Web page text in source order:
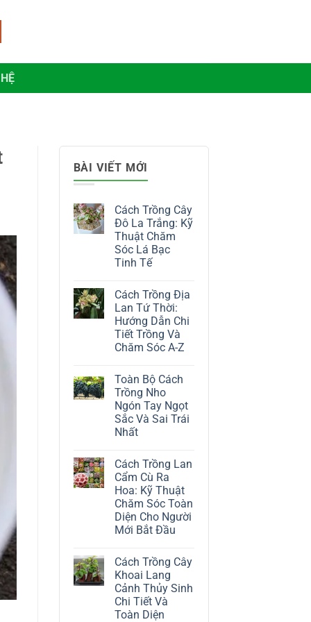
BÀI VIẾT MỚI
Cách Trồng Cây
Đô La Trắng: Kỹ
Thuật Chăm
Sóc Lá Bạc
Tinh Tế
bình
luận
ở
Cách
Trồng
Cây
Đô
Kỹ
Thuật
Chăm
Sóc
Lá
Bạc
Tinh
Cách Trồng Địa
Lan Tứ Thời:
Hướng Dẫn Chi
Tiết Trồng Và
Chăm Sóc A-Z
bình
luận
Cách
Trồng
Địa
Lan
Hướng
Dẫn
Chi
Tiết
Trồng
Và
Chăm
Sóc
A-
Toàn Bộ Cách
Trồng Nho
Ngón Tay Ngọt
Sắc Và Sai Trái
Nhất
bình
luận
ở
Toàn
Bộ
Cách
Trồng
Nho
Ngón
Sắc
Và
Sai
Trái
Nhất
Cách Trồng Lan
Cẩm Cù Ra
Hoa: Kỹ Thuật
Chăm Sóc Toàn
Diện Cho Người
Mới Bắt Đầu
bình
luận
ở
Cách
Trồng
Lan
Cẩm
Cách Trồng Cây
Khoai Lang
Cảnh Thủy Sinh
Chi Tiết Và
Toàn Diện